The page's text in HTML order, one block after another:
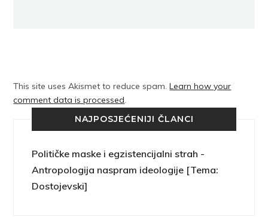
This site uses Akismet to reduce spam.Learn how your
comment data is processed.
NAJPOSJEĆENIJI ČLANCI
Političke maske i egzistencijalni strah -
Antropologija naspram ideologije [Tema:
Dostojevski]